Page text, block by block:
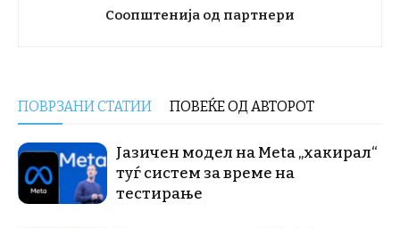
Соопштенија од партнери
ПОВРЗАНИ СТАТИИ ПОВЕЌЕ ОД АВТОРОТ
Јазичен модел на Meta „хакирал“
туѓ систем за време на
тестирање